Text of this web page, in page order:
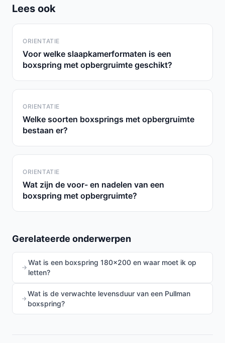
Lees ook
ORIENTATIE
Voor welke slaapkamerformaten is een
boxspring met opbergruimte geschikt?
ORIENTATIE
Welke soorten boxsprings met opbergruimte
bestaan er?
ORIENTATIE
Wat zijn de voor- en nadelen van een
boxspring met opbergruimte?
Gerelateerde onderwerpen
Wat is een boxspring 180x200 en waar moet ik op
letten?
Wat is de verwachte levensduur van een Pullman
boxspring?